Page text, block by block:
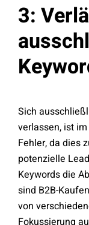
3:
Sich
verlassen, ist
Fehler, da dies
potenzielle
Keywords die
sind B2B-
von